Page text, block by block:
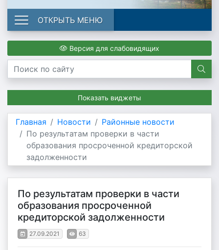
ОТКРЫТЬ МЕНЮ
Версия для слабовидящих
Показать виджеты
Главная Новости
Районные новости
По результатам проверки в части
образования просроченной кредиторской
задолженности
По результатам проверки в части
образования просроченной
кредиторской задолженности
27.09.2021 63